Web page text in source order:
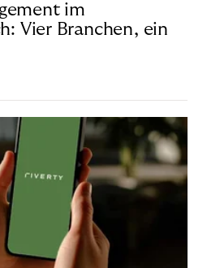
im
Vier Branchen, ein